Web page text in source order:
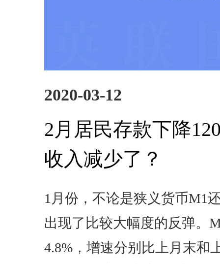
2020-03-12
2月居民存款下降
收入减少了？
1月份，不论是狭义货币M1
出现了比较大幅度的反弹。
4.8%，增速分别比上月末和